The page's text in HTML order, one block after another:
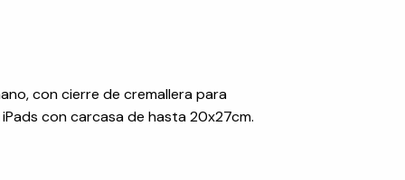
con cierre de cremallera para
con carcasa de hasta 20x27cm.